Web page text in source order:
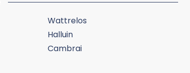
Wattrelos
Halluin
Cambrai